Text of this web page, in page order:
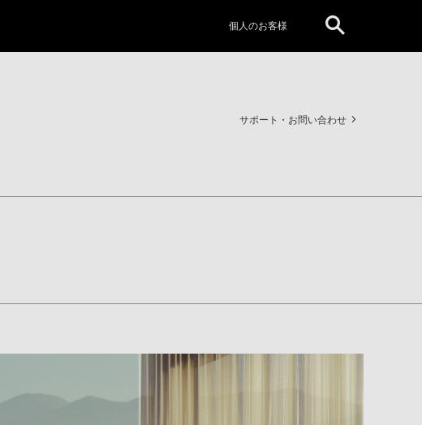
個人のお客様
サポート・お問い合わせ